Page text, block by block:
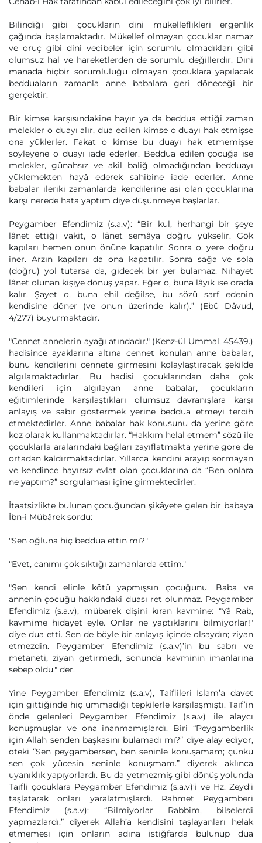
Bilindiği gibi çocukların dini mükelleflikleri ergenlik
çağında başlamaktadır. Mükellef olmayan çocuklar namaz
ve oruç gibi dini vecibeler için sorumlu olmadıkları gibi
olumsuz hal ve hareketlerden de sorumlu değillerdir. Dini
manada hiçbir sorumluluğu olmayan çocuklara yapılacak
bedduaların zamanla anne babalara geri döneceği bir
gerçektir.
Bir kimse karşısındakine hayır ya da beddua ettiği zaman
melekler o duayı alır, dua edilen kimse o duayı hak etmişse
ona yüklerler. Fakat o kimse bu duayı hak etmemişse
söyleyene o duayı iade ederler. Beddua edilen çocuğa ise
melekler, günahsız ve akil baliğ olmadığından bedduayı
yüklemekten hayâ ederek sahibine iade ederler. Anne
babalar ileriki zamanlarda kendilerine asi olan çocuklarına
karşı nerede hata yaptım diye düşünmeye başlarlar.
Peygamber Efendimiz (s.a.v): “Bir kul, herhangi bir şeye
lânet ettiği vakit, o lânet semâya doğru yükselir. Gök
kapıları hemen onun önüne kapatılır. Sonra o, yere doğru
iner. Arzın kapıları da ona kapatılır. Sonra sağa ve sola
(doğru) yol tutarsa da, gidecek bir yer bulamaz. Nihayet
lânet olunan kişiye dönüş yapar. Eğer o, buna lâyık ise orada
kalır. Şayet o, buna ehil değilse, bu sözü sarf edenin
kendisine döner (ve onun üzerinde kalır).” (Ebû Dâvud,
4/277) buyurmaktadır.
"Cennet annelerin ayağı atındadır." (Kenz-ül Ummal, 45439.)
hadisince ayaklarına altına cennet konulan anne babalar,
bunu kendilerini cennete girmesini kolaylaştıracak şekilde
algılamaktadırlar. Bu hadisi çocuklarından daha çok
kendileri için algılayan anne babalar, çocukların
eğitimlerinde karşılaştıkları olumsuz davranışlara karşı
anlayış ve sabır göstermek yerine beddua etmeyi tercih
etmektedirler. Anne babalar hak konusunu da yerine göre
koz olarak kullanmaktadırlar. “Hakkım helal etmem” sözü ile
çocuklarla aralarındaki bağları zayıflatmakta yerine göre de
ortadan kaldırmaktadırlar. Yıllarca kendini arayıp sormayan
ve kendince hayırsız evlat olan çocuklarına da “Ben onlara
ne yaptım?” sorgulaması içine girmektedirler.
İtaatsizlikte bulunan çocuğundan şikâyete gelen bir babaya
İbn-i Mübârek sordu:
"Sen oğluna hiç beddua ettin mi?"
"Evet, canımı çok sıktığı zamanlarda ettim."
"Sen kendi elinle kötü yapmışsın çocuğunu. Baba ve
annenin çocuğu hakkındaki duası ret olunmaz. Peygamber
Efendimiz (s.a.v), mübarek dişini kıran kavmine: "Yâ Rab,
kavmime hidayet eyle. Onlar ne yaptıklarını bilmiyorlar!"
diye dua etti. Sen de böyle bir anlayış içinde olsaydın; ziyan
etmezdin. Peygamber Efendimiz (s.a.v)’in bu sabrı ve
metaneti, ziyan getirmedi, sonunda kavminin imanlarına
sebep oldu." der.
Yine Peygamber Efendimiz (s.a.v), Taiflileri İslam’a davet
için gittiğinde hiç ummadığı tepkilerle karşılaşmıştı. Taif’in
önde gelenleri Peygamber Efendimiz (s.a.v) ile alaycı
konuşmuşlar ve ona inanmamışlardı. Biri “Peygamberlik
için Allah senden başkasını bulamadı mı?” diye alay ediyor,
öteki “Sen peygambersen, ben seninle konuşamam; çünkü
sen çok yücesin seninle konuşmam.” diyerek aklınca
uyanıklık yapıyorlardı. Bu da yetmezmiş gibi dönüş yolunda
Taifli çocuklara Peygamber Efendimiz (s.a.v)’i ve Hz. Zeyd’i
taşlatarak onları yaralatmışlardı. Rahmet Peygamberi
Efendimiz (s.a.v): “Bilmiyorlar Rabbim, bilselerdi
yapmazlardı.” diyerek Allah’a kendisini taşlayanları helak
etmemesi için onların adına istiğfarda bulunup dua